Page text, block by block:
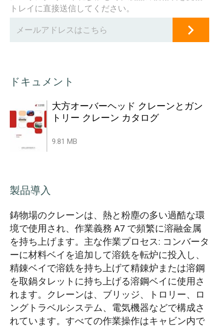
トレイに直接送信してください。
ドキュメント
大方オーバーヘッド クレーンとガン
トリー クレーン カタログ
9.81 MB
製品導入
鋳物場のクレーンは、熱と粉塵の多い過酷な環
境で使用され、作業義務 A7 で頻繁に溶融金属
を持ち上げます。主な作業プロセス: コンバータ
ーに材料ベイを追加して溶銑を転炉に投入し、
精錬ベイで溶銑を持ち上げて精錬炉または溶鋼
を取鍋タレットに持ち上げる溶鋼ベイに使用さ
れます。クレーンは、ブリッジ、トロリー、ロ
ングトラベルシステム、電気機器などで構成さ
れています。すべての作業操作はキャビン内で